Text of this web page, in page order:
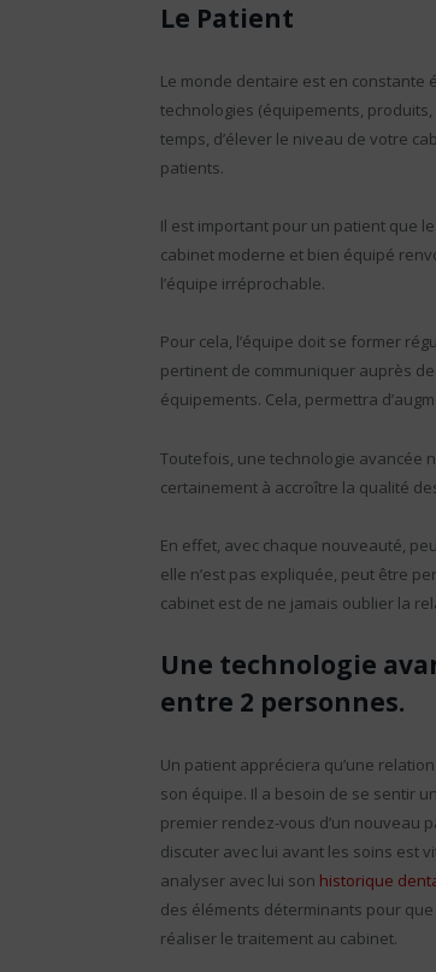
Le Patient
Le monde dentaire est en
technologies (équipements,
temps, d’élever le niveau de votre
patients.
Il est important pour un patient que
cabinet moderne et bien équipé
l’équipe irréprochable.
Pour cela, l’équipe doit se former
pertinent de communiquer auprès
équipements. Cela, permettra
Toutefois, une technologie avancée
certainement à accroître la qualité
En effet, avec chaque nouveauté,
elle n’est pas expliquée, peut être
cabinet est de ne jamais oublier la
Une technologie
entre 2 personnes.
Un patient appréciera qu’une
son équipe. Il a besoin de se sentir
premier rendez-vous d’un nouveau
discuter avec lui avant les soins est
analyser avec lui son historique
des éléments déterminants pour
réaliser le traitement au cabinet.